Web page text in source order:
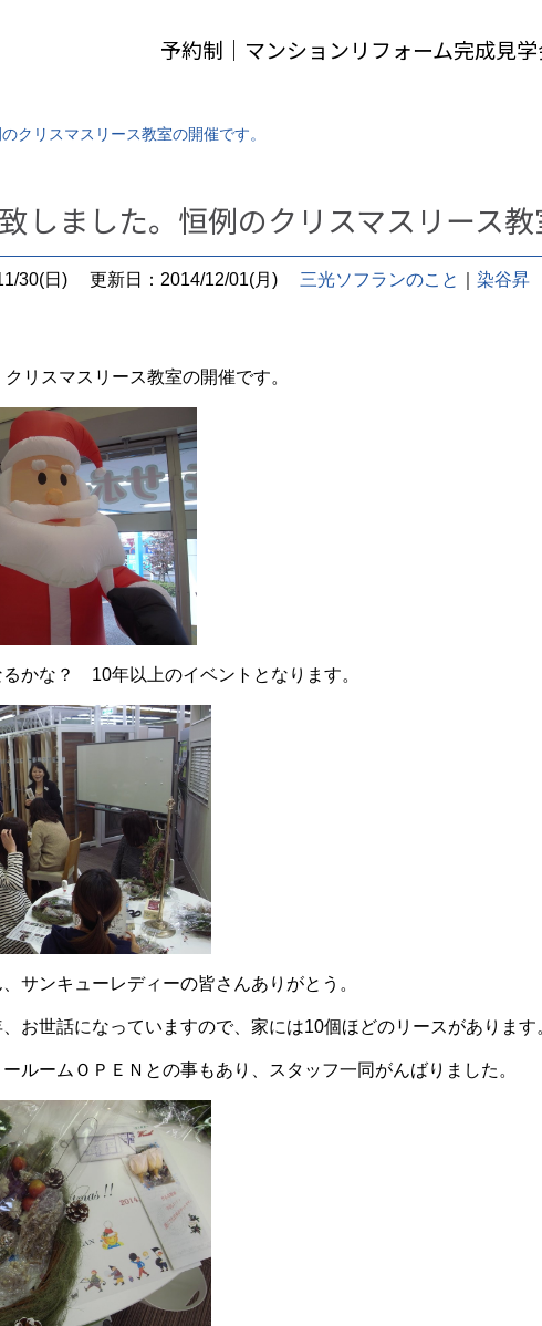
予約制｜マンションリフォーム完成見
クリスマスリース教室の開催です。
しました。恒例のクリスマスリース
30(日) 更新日：2014/12/01(月) 三光ソフランのこと 染谷昇
リスマスリース教室の開催です。
るかな？ 10年以上のイベントとなります。
サンキューレディーの皆さんありがとう。
お世話になっていますので、家には10個ほどのリースがあります
ルームＯＰＥＮとの事もあり、スタッフ一同がんばりました。